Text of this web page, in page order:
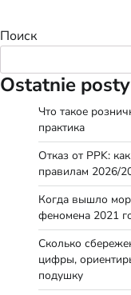
Поиск
Ostatnie posty
Что такое
практика
Отказ от PPK:
правилам 2026/
Когда вышло
феномена 2021
Сколько
цифры,
подушку